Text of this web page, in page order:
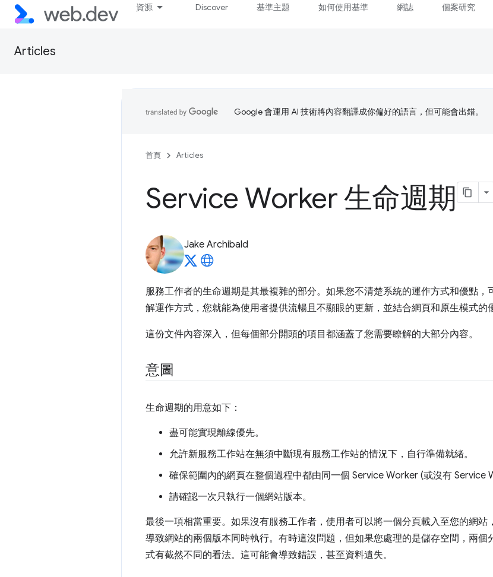
資源 Discover 基準主題 如何使用基準 網誌 個案研究
Articles
Google 會運用 AI 技術將內容翻譯成你偏好的語言，但可能會出錯。
首頁 Articles
Service Worker 生命週期
Jake Archibald
服務工作者的生命週期是其最複雜的部分。如果您不清楚系統的運作方式和優點
解運作方式，您就能為使用者提供流暢且不顯眼的更新，並結合網頁和原生模式的
這份文件內容深入，但每個部分開頭的項目都涵蓋了您需要瞭解的大部分內容。
意圖
生命週期的用意如下：
盡可能實現離線優先。
允許新服務工作站在無須中斷現有服務工作站的情況下，自行準備就緒。
確保範圍內的網頁在整個過程中都由同一個 Service Worker (或沒有 Service
請確認一次只執行一個網站版本。
最後一項相當重要。如果沒有服務工作者，使用者可以將一個分頁載入至您的網
導致網站的兩個版本同時執行。有時這沒問題，但如果您處理的是儲存空間，兩
式有截然不同的看法。這可能會導致錯誤，甚至資料遺失。